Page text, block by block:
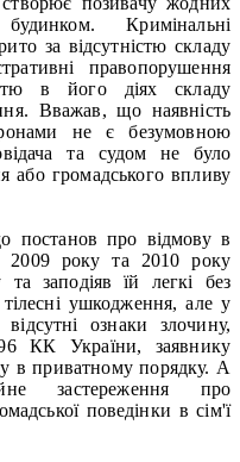
Кримінальні
за відсутністю складу
правопорушення
в його діях складу
Вважав, що наявність
не є безумовною
та судом не було
або громадського впливу
постанов про відмову в
2009 року та 2010 року
та заподіяв їй легкі без
ушкодження, але у
ознаки злочину,
КК України, заявнику
в приватному порядку. А
застереження про
поведінки в сім'ї